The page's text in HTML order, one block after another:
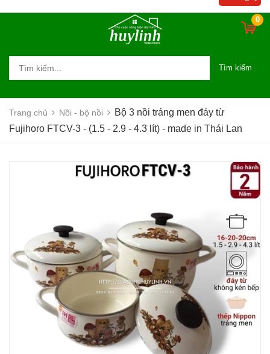
0
Tìm kiếm
Trang chủ Nồi - bộ nồi
Bộ 3 nồi tráng men đáy từ
Fujihoro FTCV-3 - (1.5 - 2.9 - 4.3 lít) - made in Thái Lan